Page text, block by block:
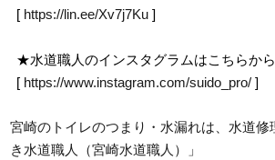
[ https://lin.ee/Xv7j7Ku ]
★水道職人のインスタグラムはこちらから
[ https://www.instagram.com/suido_pro/ ]
宮崎のトイレのつまり・水漏れは、水道修
き水道職人（宮崎水道職人）」